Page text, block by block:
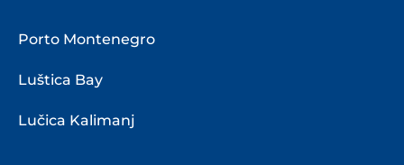
Porto Montenegro
Luštica Bay
Lučica Kalimanj